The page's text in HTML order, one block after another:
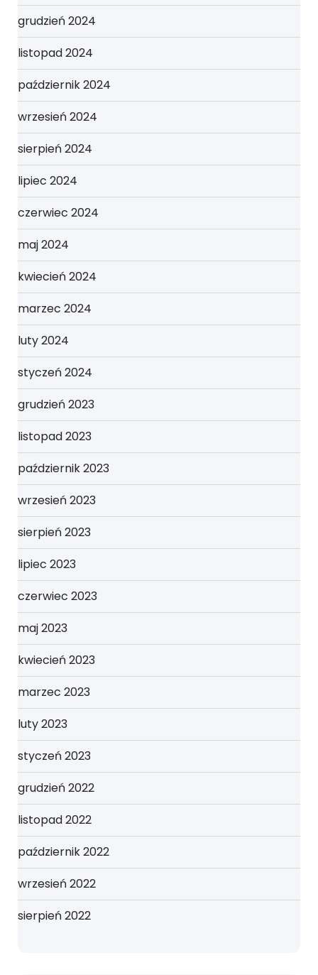
grudzień 2024
listopad 2024
październik 2024
wrzesień 2024
sierpień 2024
lipiec 2024
czerwiec 2024
maj 2024
kwiecień 2024
marzec 2024
luty 2024
styczeń 2024
grudzień 2023
listopad 2023
październik 2023
wrzesień 2023
sierpień 2023
lipiec 2023
czerwiec 2023
maj 2023
kwiecień 2023
marzec 2023
luty 2023
styczeń 2023
grudzień 2022
listopad 2022
październik 2022
wrzesień 2022
sierpień 2022